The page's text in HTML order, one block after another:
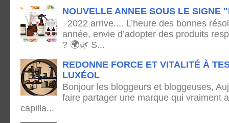
NOUVELLE ANNEE SOUS LE SIGNE
2022 arrive.... L’heure des bonnes
année, envie d’adopter des produits
? 🌍🌿 S...
REDONNE FORCE ET VITALITÉ À
LUXÉOL
Bonjour les bloggeurs et bloggeuses,
faire partager une marque qui vraiment
capilla...